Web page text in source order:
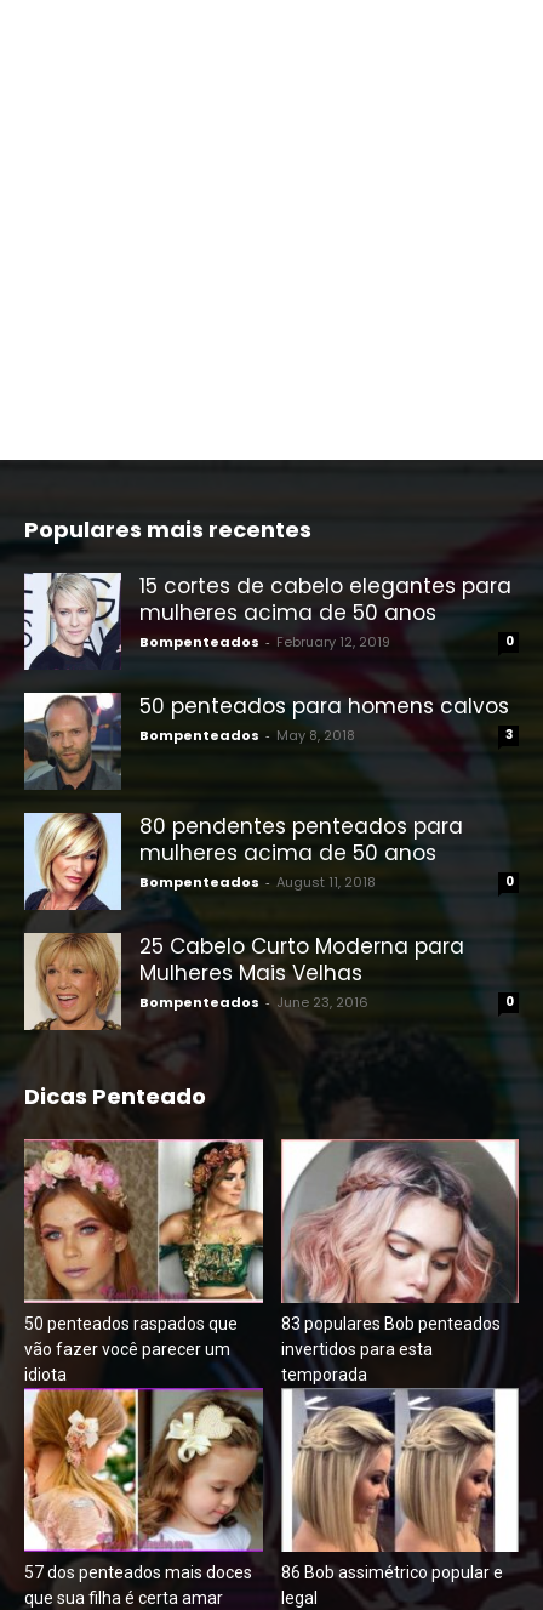
Populares mais recentes
15 cortes de cabelo elegantes para
mulheres acima de 50 anos
Bompenteados - February 12, 2019 0
50 penteados para homens calvos
Bompenteados - May 8, 2018 3
80 pendentes penteados para
mulheres acima de 50 anos
Bompenteados - August 11, 2018 0
25 Cabelo Curto Moderna para
Mulheres Mais Velhas
Bompenteados - June 23, 2016 0
Dicas Penteado
50 penteados raspados que
vão fazer você parecer um
idiota
83 populares Bob penteados
invertidos para esta
temporada
57 dos penteados mais doces
que sua filha é certa amar
86 Bob assimétrico popular e
legal